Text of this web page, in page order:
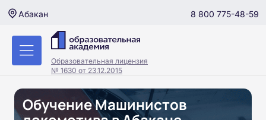
Абакан 8 800 775-48-59
Образовательная лицензия
№ 1630 от 23.12.2015
Обучение Машинистов